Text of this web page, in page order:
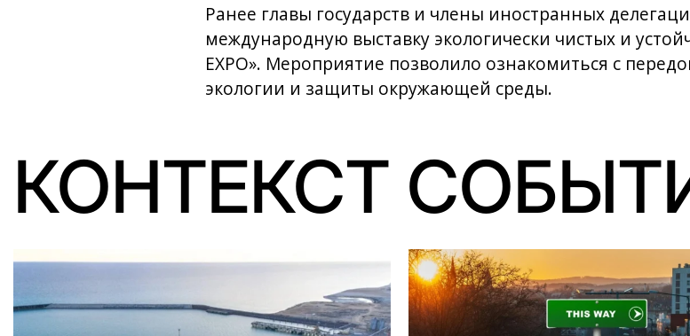
Ранее главы государств и члены иностранных
международную выставку экологически чистых и
EXPO». Мероприятие позволило ознакомиться с
экологии и защиты окружающей среды.
КОНТЕКСТ